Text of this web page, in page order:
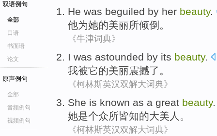
双语例句
全部
口语
书面语
论文
原声例句
全部
音频例句
视频例句
He was beguiled by her beauty.
他为她的美丽所倾倒。
《牛津词典》
I was astounded by its beauty.
我被它的美丽震撼了 。
《柯林斯英汉双解大词典》
She is known as a great beauty.
她是个众所皆知的大美人。
《柯林斯英汉双解大词典》